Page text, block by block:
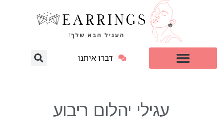
דברו איתנו
עגילי יהלום ריבוע